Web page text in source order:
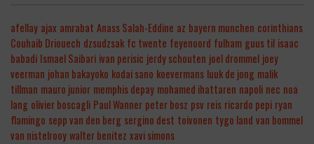
afellay ajax amrabat Anass Salah-Eddine az bayern munchen corinthians
Couhaib Driouech dzsudzsak fc twente feyenoord fulham guus til isaac
babadi Ismael Saibari ivan perisic jerdy schouten joel drommel joey
veerman johan bakayoko kodai sano koevermans luuk de jong malik
tillman mauro junior memphis depay mohamed ihattaren napoli nec noa
lang olivier boscagli Paul Wanner peter bosz psv reis ricardo pepi ryan
flamingo sepp van den berg sergino dest toivonen tygo land van bommel
van nistelrooywalter benitez xavi simons